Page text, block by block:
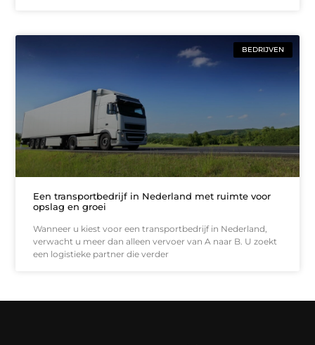
BEDRIJVEN
Een transportbedrijf in Nederland met ruimte voor
opslag en groei
Wanneer u kiest voor een transportbedrijf in Nederland,
verwacht u meer dan alleen vervoer van A naar B. U zoekt
een logistieke partner die verder